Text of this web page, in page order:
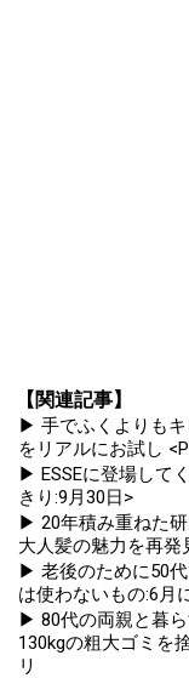
【関連記事】
▶ 手でふくよりもキ
をリアルにお試し
▶ ESSEに登場して
きり:9月30日>
▶ 20年積み重ねた研
大人髪の魅力を再発
▶ 老後のために50
は使わないもの:6月
▶ 80代の両親と暮ら
130kgの粗大ゴミを
リ